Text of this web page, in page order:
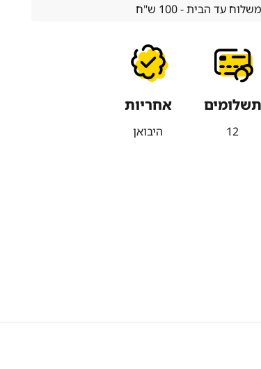
משלוח עד הבית - 100 ש"ח
תשלומים
12
אחריות
היבואן